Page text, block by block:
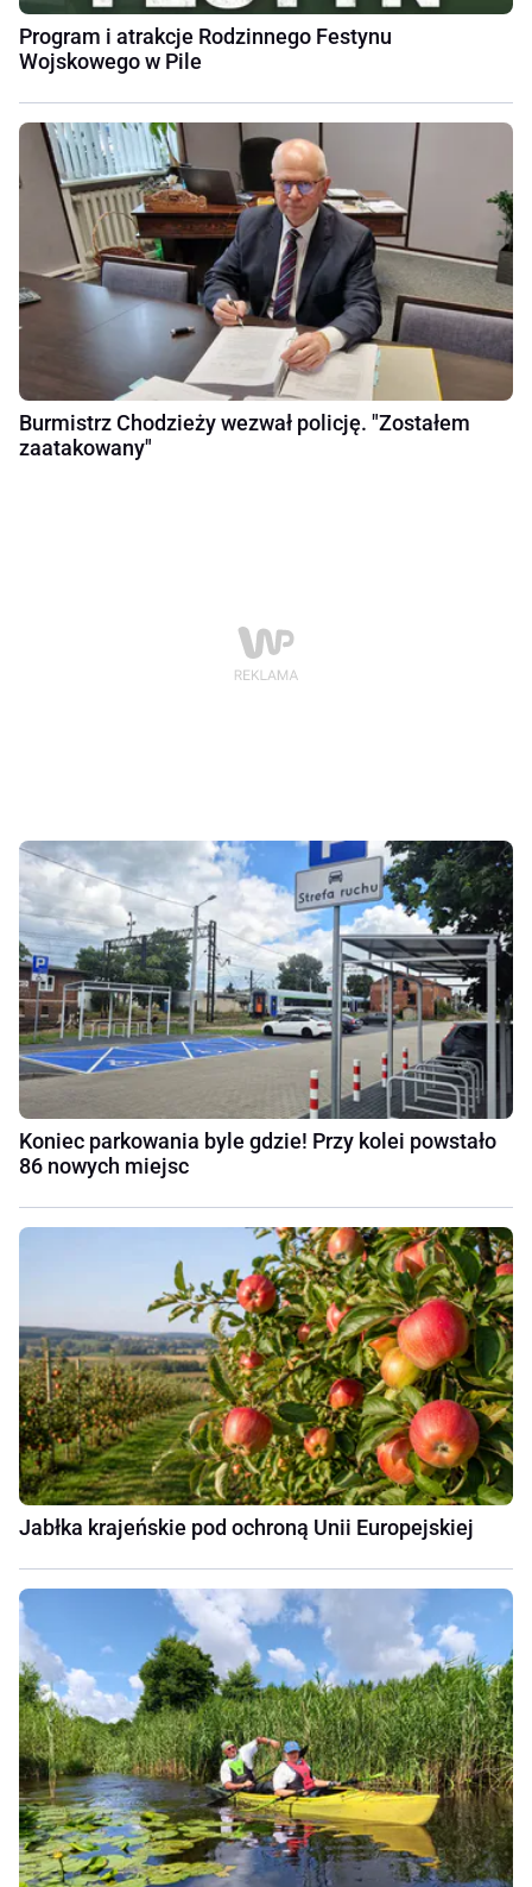
Program i atrakcje Rodzinnego Festynu
Wojskowego w Pile
Burmistrz Chodzieży wezwał policję. "Zostałem
zaatakowany"
Koniec parkowania byle gdzie! Przy kolei powstało
86 nowych miejsc
Jabłka krajeńskie pod ochroną Unii Europejskiej